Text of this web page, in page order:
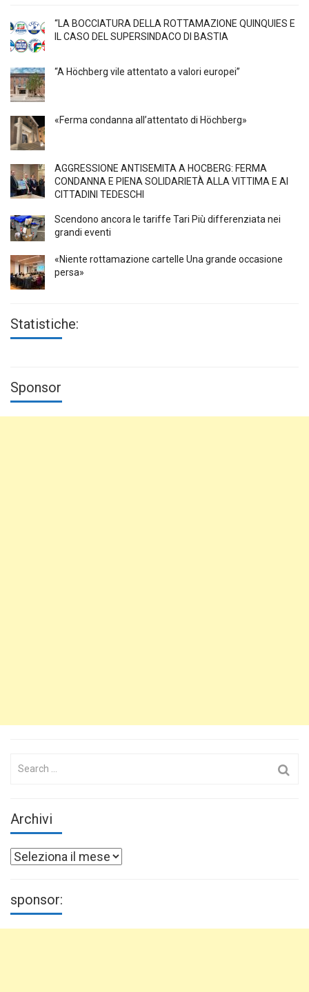
“LA BOCCIATURA DELLA ROTTAMAZIONE QUINQUIES E
IL CASO DEL SUPERSINDACO DI BASTIA
“A Höchberg vile attentato a valori europei”
«Ferma condanna all’attentato di Höchberg»
AGGRESSIONE ANTISEMITA A HÖCBERG: FERMA
CONDANNA E PIENA SOLIDARIETÀ ALLA VITTIMA E AI
CITTADINI TEDESCHI
Scendono ancora le tariffe Tari Più differenziata nei
grandi eventi
«Niente rottamazione cartelle Una grande occasione
persa»
Statistiche:
Sponsor
Search
Archivi
Archivi
sponsor: